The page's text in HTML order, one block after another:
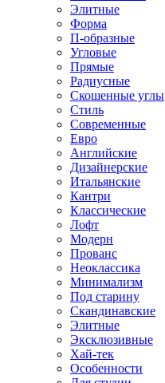
Элитные
Форма
П-образные
Угловые
Прямые
Радиусные
Скошенные углы
Стиль
Современные
Евро
Английские
Дизайнерские
Итальянские
Кантри
Классические
Лофт
Модерн
Прованс
Неоклассика
Минимализм
Под старину
Скандинавские
Элитные
Эксклюзивные
Хай-тек
Особенности